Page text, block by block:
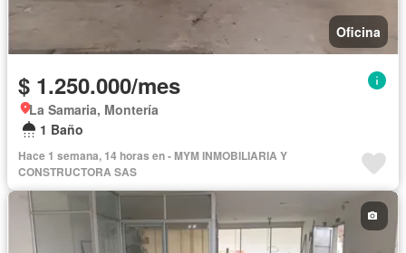
Oficina
$ 1.250.000/mes
La Samaria, Montería
1 Baño
Hace 1 semana, 14 horas en - MYM INMOBILIARIA Y
CONSTRUCTORA SAS